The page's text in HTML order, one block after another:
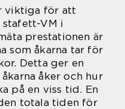
viktiga för att
VM i
prestationen är
som åkarna tar för
Detta ger en
åker och hur
på en viss tid. En
totala tiden för